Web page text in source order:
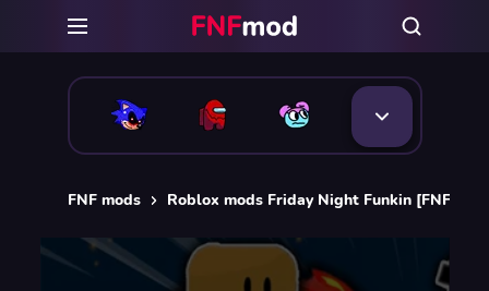
FNF mods Roblox mods Friday Night Funkin [FNF]